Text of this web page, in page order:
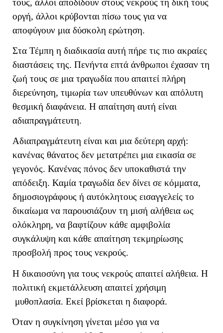
οργή, άλλοι κρύβονται πίσω τους για να
αποφύγουν μια δύσκολη ερώτηση.
Στα Τέμπη η διαδικασία αυτή πήρε τις πιο ακραίες
διαστάσεις της. Πενήντα επτά άνθρωποι έχασαν τη
ζωή τους σε μια τραγωδία που απαιτεί πλήρη
διερεύνηση, τιμωρία των υπευθύνων και απόλυτη
θεσμική διαφάνεια. Η απαίτηση αυτή είναι
αδιαπραγμάτευτη.
Αδιαπραγμάτευτη είναι και μια δεύτερη αρχή:
κανένας θάνατος δεν μετατρέπει μια εικασία σε
γεγονός. Κανένας πόνος δεν υποκαθιστά την
απόδειξη. Καμία τραγωδία δεν δίνει σε κόμματα,
δημοσιογράφους ή αυτόκλητους εισαγγελείς το
δικαίωμα να παρουσιάζουν τη μισή αλήθεια ως
ολόκληρη, να βαφτίζουν κάθε αμφιβολία
συγκάλυψη και κάθε απαίτηση τεκμηρίωσης
προσβολή προς τους νεκρούς.
Η δικαιοσύνη για τους νεκρούς απαιτεί αλήθεια. Η
πολιτική εκμετάλλευση απαιτεί χρήσιμη
μυθοπλασία. Εκεί βρίσκεται η διαφορά.
Όταν η συγκίνηση γίνεται μέσο για να